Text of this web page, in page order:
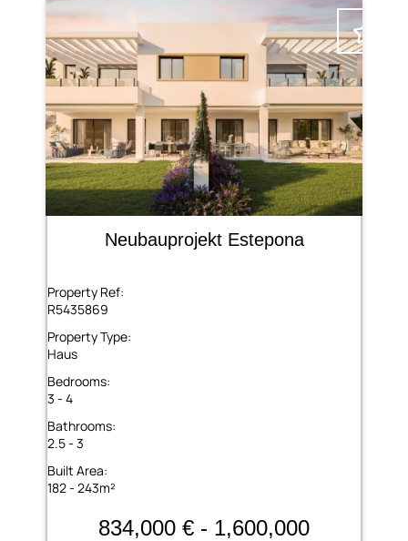
Neubauprojekt Estepona
Property Ref:
R5435869
Property Type:
Haus
Bedrooms:
3 - 4
Bathrooms:
2.5 - 3
Built Area:
182 - 243m²
834,000 € - 1,600,000